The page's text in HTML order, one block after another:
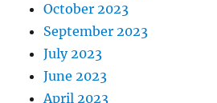
October 2023
September 2023
July 2023
June 2023
April 2023